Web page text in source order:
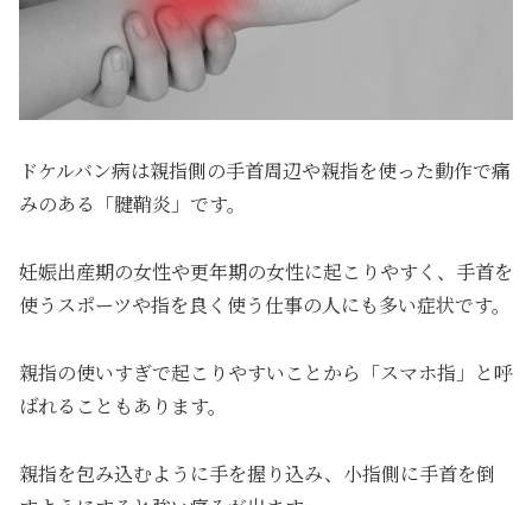
ドケルバン病は親指側の手首周辺や親指を使った動作で痛
みのある「腱鞘炎」です。
妊娠出産期の女性や更年期の女性に起こりやすく、手首を
使うスポーツや指を良く使う仕事の人にも多い症状です。
親指の使いすぎで起こりやすいことから「スマホ指」と呼
ばれることもあります。
親指を包み込むように手を握り込み、小指側に手首を倒